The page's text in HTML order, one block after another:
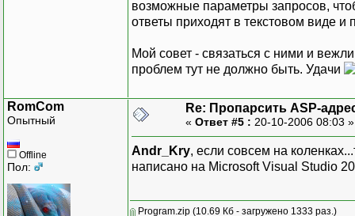
возможные параметры запросов,
ответы приходят в текстовом виде и
Мой совет - связаться с ними и
проблем тут не должно быть. Удачи
RomCom
Опытный
Offline
Пол:
Re: Пропарсить ASP-
« Ответ #5 : 20-10-2006 08:03
Andr_Kry, если совсем на
написано на Microsoft Visual Studio
Program.zip (10.69 Кб - загружено 1333 раз.)